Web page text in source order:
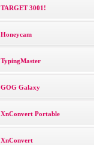
TARGET 3001!
Honeycam
TypingMaster
GOG Galaxy
XnConvert Portable
XnConvert